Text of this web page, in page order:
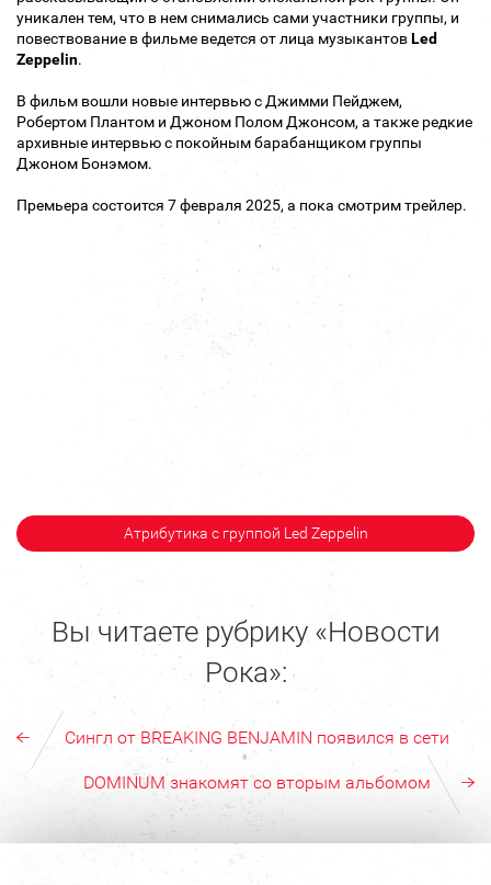
уникален тем, что в нем снимались сами участники группы, и
повествование в фильме ведется от лица музыкантовLed
Zeppelin.
В фильм вошли новые интервью с Джимми Пейджем,
Робертом Плантом и Джоном Полом Джонсом, а также редкие
архивные интервью с покойным барабанщиком группы
Джоном Бонэмом.
Премьера состоится 7 февраля 2025, а пока смотрим трейлер.
Атрибутика с группой Led Zeppelin
Вы читаете рубрику «Новости
Рока»:
Сингл от BREAKING BENJAMIN появился в сети
DOMINUM знакомят со вторым альбомом